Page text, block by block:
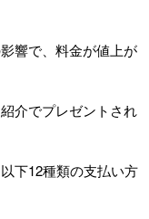
響で、料金が値上が
介でプレゼントされ
下12種類の支払い方